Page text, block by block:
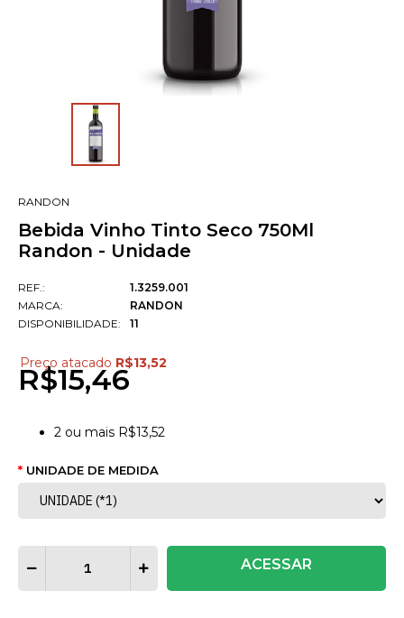
RANDON
Bebida Vinho Tinto Seco 750Ml
Randon - Unidade
REF.:
MARCA:
DISPONIBILIDADE:
1.3259.001
RANDON
11
Preço atacado R$13,52
R$15,46
2 ou mais R$13,52
UNIDADE DE MEDIDA
ACESSAR